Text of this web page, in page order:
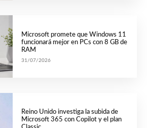
Microsoft promete que Windows 11
funcionará mejor en PCs con 8 GB de
RAM
31/07/2026
Reino Unido investiga la subida de
Microsoft 365 con Copilot y el plan